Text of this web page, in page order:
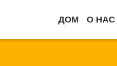
ДОМ О НАС